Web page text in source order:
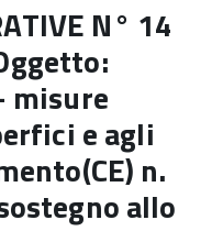
N° 14
misure
e agli
n.
allo